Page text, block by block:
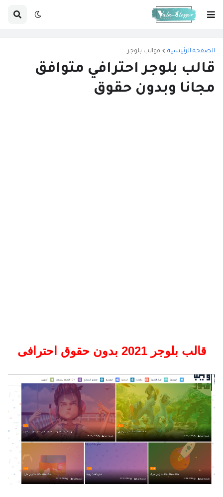
الصفحة الرئيسية قوالب بلوجر
قالب بلوجر احترافي متوافق
مجانا وبدون حقوق
قالب بلوجر 2021 بدون حقوق احترافى